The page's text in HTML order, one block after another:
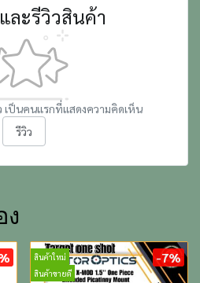
ละรีวิวสินค้า
เป็นคนแรกที่แสดงความคิดเห็น
รีวิว
สินค้าใหม่
สินค้าขายดี
-7%